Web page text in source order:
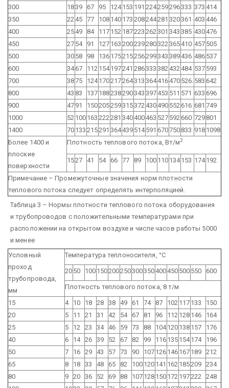
300
1839 67 95 124153 191 224259296333 373 414
350
22 45 77 108 140 173 208244281 320361 403 446
400
25 49 84 117 152 187223 262301 343 385 430 476
450
27 54 91 127 163 200239280322365 410 457 505
500
30 58 98 136 175215256299343 389 436 486 537
600
3467 112 154197241 286333 382 432 484 537 593
700
3875 124170217264313 364416 470 526. 583 642
800
43 83 137 188238290343 397 453 511 571 633 696
900
47 91 150205259315372 430 490 552616 681 749
1000
52 100 163 222281 340 400 463 527 592660 729 801
1400
70 133 215291 364439 514591 670750 833 918 1098
Более 1400 и
плоские
поверхности
Плотность теплового потока, Вт/м2
1527 41 54 66 77 89 100 110 134153 174192
Примечание – Промежуточные значения норм плотности
теплового потока следует определять интерполяцией.
Таблица 3 – Нормы плотности теплового потока оборудования
и трубопроводов с положительными температурами при
расположении на открытом воздухе и числе часов работы 5000
и менее
Условный
проход
трубопровода,
мм
Температура теплоносителя, °С
20 50 100 150200250300350 400 450 500 550 600
Плотность теплового потока, 8 т/м
15 4 10 18 28 38 49 61 74 87 102 117 133
150
20
5 11 21 31 42 54 67 81 96 112 128 146
164
25
5 12 23 34 46 59 73 88 104120 138 157
176
40
6 14 26 39 52 67 82 99 116 135 154174
196
50
7 16 29 43 57 73 90 107 126 146 167 189 212
65
8 18 33 48 65 82 100 120 141 162 185209 234
80
9 20 36 52 69 88 107 128 150 172 197222 248